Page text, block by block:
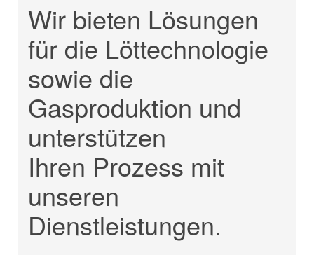
Wir bieten Lösungen
für die Löttechnologie
sowie die
Gasproduktion und
unterstützen
Ihren Prozess mit
unseren
Dienstleistungen.